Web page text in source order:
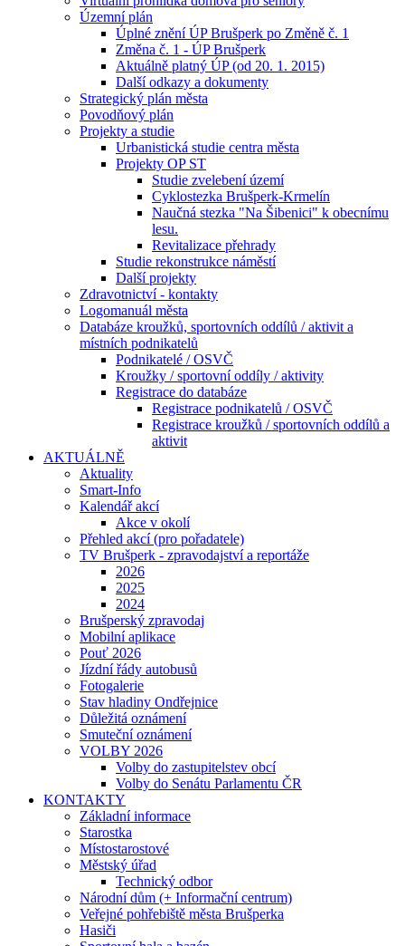
Územní plán
Úplné znění ÚP Brušperk po Změně č. 1
Změna č. 1 - ÚP Brušperk
Aktuálně platný ÚP (od 20. 1. 2015)
Další odkazy a dokumenty
Strategický plán města
Povodňový plán
Projekty a studie
Urbanistická studie centra města
Projekty OP ST
Studie zvelebení území
Cyklostezka Brušperk-Krmelín
Naučná stezka "Na Šibenici" k obecnímu
lesu.
Revitalizace přehrady
Studie rekonstrukce náměstí
Další projekty
Zdravotnictví - kontakty
Logomanuál města
Databáze kroužků, sportovních oddílů / aktivit a
místních podnikatelů
Podnikatelé / OSVČ
Kroužky / sportovní oddíly / aktivity
Registrace do databáze
Registrace podnikatelů / OSVČ
Registrace kroužků / sportovních oddílů a
aktivit
AKTUÁLNĚ
Aktuality
Smart-Info
Kalendář akcí
Akce v okolí
Přehled akcí (pro pořadatele)
TV Brušperk - zpravodajství a reportáže
2026
2025
2024
Brušperský zpravodaj
Mobilní aplikace
Pouť 2026
Jízdní řády autobusů
Fotogalerie
Stav hladiny Ondřejnice
Důležitá oznámení
Smuteční oznámení
VOLBY 2026
Volby do zastupitelstev obcí
Volby do Senátu Parlamentu ČR
KONTAKTY
Základní informace
Starostka
Místostarostové
Městský úřad
Technický odbor
Národní dům (+ Informační centrum)
Veřejné pohřebiště města Brušperka
Hasiči